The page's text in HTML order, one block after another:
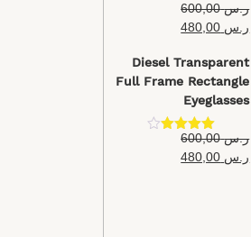
تم التقييم
4.40من 5
ر.س600,00
ر.س
Diesel Transparent
Full Frame Rectangle
Eyeglasses
تم التقييم
4.40من 5
ر.س600,00
ر.س